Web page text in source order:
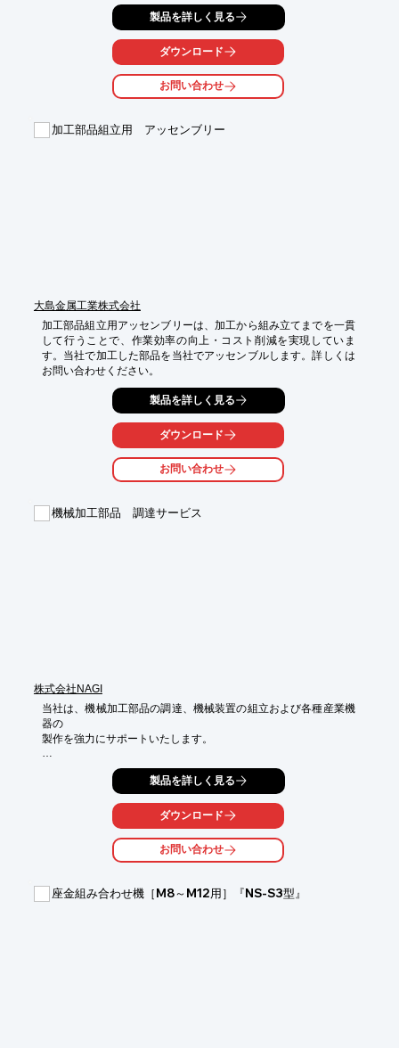
製品を詳しく見る
ダウンロード
お問い合わせ
加工部品組立用 アッセンブリー
大島金属工業株式会社
加工部品組立用アッセンブリーは、加工から組み立てまでを一貫
して行うことで、作業効率の向上・コスト削減を実現していま
す。当社で加工した部品を当社でアッセンブルします。詳しくは
お問い合わせください。
製品を詳しく見る
ダウンロード
お問い合わせ
機械加工部品 調達サービス
株式会社NAGI
当社は、機械加工部品の調達、機械装置の組立および各種産業機
器の
製作を強力にサポートいたします。
当社が一括管理することで、お客様の手間を省き、独自で行うよ
トータルコストを削減。
また初期設計開発段階より、ご相談いただければ、より一層効果
対応も可能です。ご要望の際はお気軽に、お問い合わせくださ
【業務内容】
製品を詳しく見る
ダウンロード
お問い合わせ
座金組み合わせ機［M8～M12用］『NS-S3型』